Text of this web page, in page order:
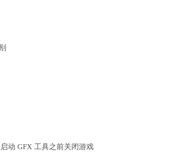
动 GFX 工具之前关闭游戏